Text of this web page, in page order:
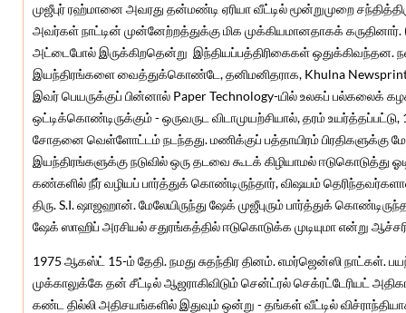
முஜீபுர் ரஹ்மானை அவரது தன்மண்டி ஏரியா வீட்டில் மூன்றுமுறை
அவர்கள் நாட்டின் முன்னேற்றத்துக்கு மிக முக்கியமானதாகக்
அட்டைபோல் இருக்கிறதென்று இந்தியப்பத்திரிகைகள் ஒதுக்கிவந்தன.
இயந்திரங்களை வைத்துக்கொண்டே, தனிமனிதராக, Khulna Newsprint
இவர் பெயருக்குப் பின்னால் Paper Technology-யில் உலகப் பல்கலைக்
ஒட்டிக்கொண்டிருக்கும் - ஒருவருட விடாமுயற்சியால், தரம்
சோதனை வெள்ளோட்டம் நடந்தது. மணிக்குப் பத்தாயிரம் பிரதிகளுக்கு
இயந்திரங்களுக்கு நடுவில் ஒரு தடவை கூடக் கிழியாமல் ஈடுகொடுத்து
கண்களில் நீர் வழியப் பார்த்துக் கொண்டிருந்தார், விஷயம்
திரு. S.I. ஷாஜஹான். மேலேயிருந்து ஷேக் முஜீபுரும் பார்த்துக்
ஷேக் ஸாஹிப் அரசியல் சதுரங்கத்தில் ஈடுகொடுக்க முடியுமா என்று
1975 ஆகஸ்ட் 15-ம் தேதி. நமது சுதந்திர தினம். எமர்ஜென்ஸி நாட்கள்.
முக்காலுக்கே தன் சீட்டில் ஆஜராகிவிடும் சென்ட்ரல் செக்ரட்டேரியட்
கண்ட தில்லி அதிசயங்களில் இதுவும் ஒன்று - தங்கள் வீட்டில்